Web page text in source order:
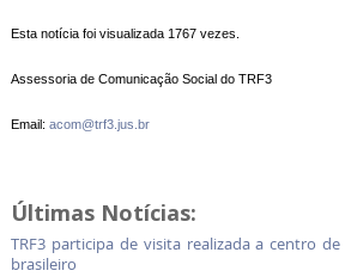
Esta notícia foi visualizada 1767 vezes.
Assessoria de Comunicação Social do TRF3
Email: acom@trf3.jus.br
Últimas Notícias:
TRF3 participa de visita realizada a centro
brasileiro